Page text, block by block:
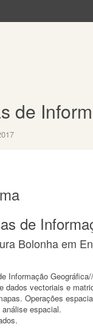
de
de
Bolonha em
Informação
dados vectoriais e
Operações
espacial.